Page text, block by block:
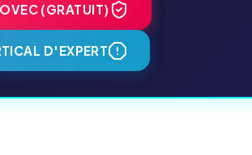
(GRATUIT)
D'EXPERT